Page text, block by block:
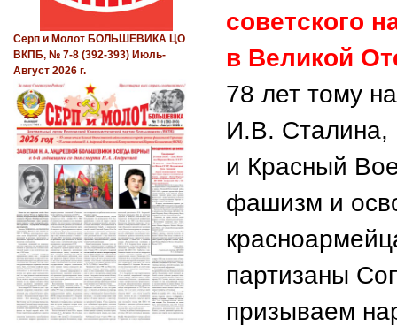
советского
в Великой
78 лет тому
И.В. Сталина,
и Красный
фашизм и
партизаны
призываем
Серп и Молот БОЛЬШЕВИКА ЦО
ВКПБ, № 7-8 (392-393) Июль-
Август 2026 г.